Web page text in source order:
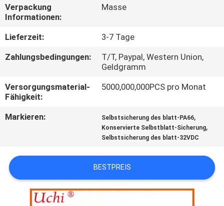
QUALITÄTSKONTROLLE
SIE
MIT
UNS
IN
NACHRICHTEN
FORDERN
Verpackung
Informationen:
Masse
Lieferzeit:
3-7 Tage
Zahlungsbedingungen:
T/T, Paypal, Western Union,
Geldgramm
Versorgungsmaterial-
Fähigkeit:
5000,000,000PCS pro Monat
Markieren: Selbstsicherung des blatt-PA66,
Konservierte Selbstblatt-Sicherung,
Selbstsicherung des blatt-32VDC
BESTPREIS